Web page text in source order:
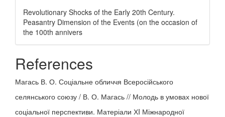
Revolutionary Shocks of the Early 20th Century.
Peasantry Dimension of the Events (on the occasion of
the 100th annivers
References
Магась В. О. Соціальне обличчя Всеросійського
селянського союзу / В. О. Магась // Молодь в умовах нової
соціальної перспективи. Матеріали ХI Міжнародної